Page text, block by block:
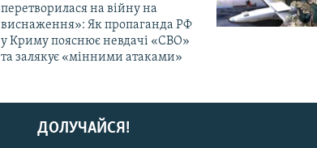
перетворилася на війну на
виснаження»: Як пропаганда РФ
у Криму пояснює невдачі «СВО»
та залякує «мінними атаками»
ДОЛУЧАЙСЯ!